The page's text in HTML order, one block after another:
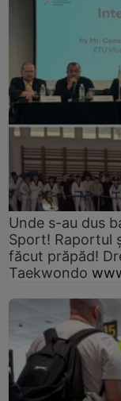
Unde s-au dus
Sport! Raportul
făcut prăpăd!
Taekwondo